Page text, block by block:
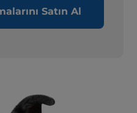
Satın Al